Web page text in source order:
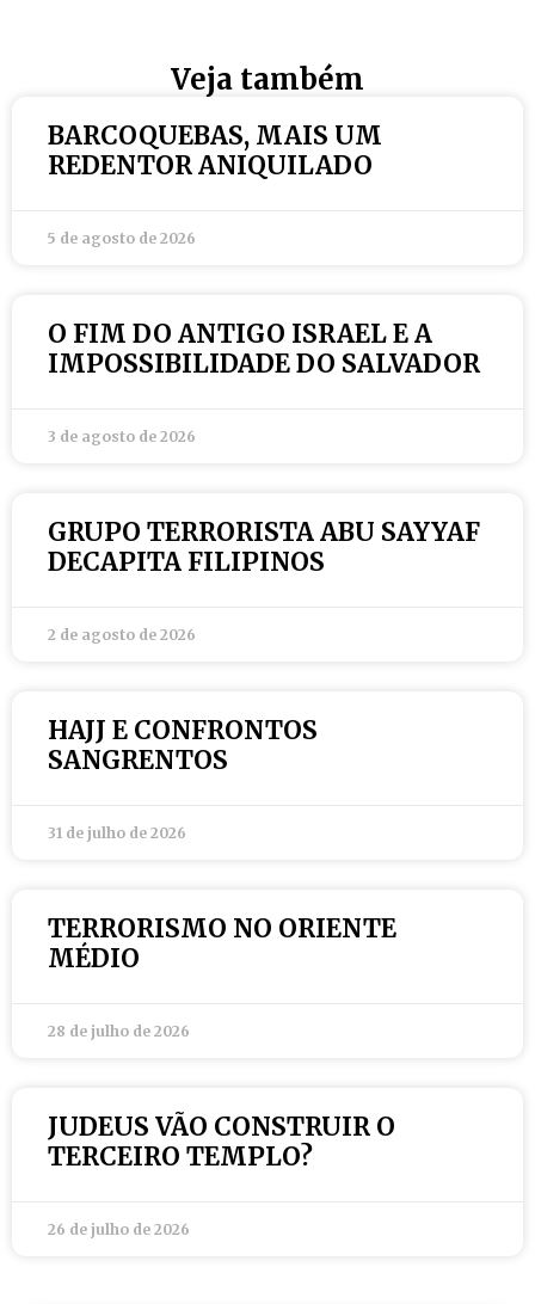
Veja também
BARCOQUEBAS, MAIS UM
REDENTOR ANIQUILADO
5 de agosto de 2026
O FIM DO ANTIGO ISRAEL E A
IMPOSSIBILIDADE DO SALVADOR
3 de agosto de 2026
GRUPO TERRORISTA ABU SAYYAF
DECAPITA FILIPINOS
2 de agosto de 2026
HAJJ E CONFRONTOS
SANGRENTOS
31 de julho de 2026
TERRORISMO NO ORIENTE
MÉDIO
28 de julho de 2026
JUDEUS VÃO CONSTRUIR O
TERCEIRO TEMPLO?
26 de julho de 2026